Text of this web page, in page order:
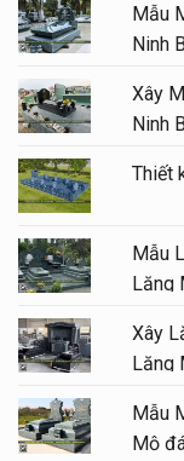
Mẫu
Ninh
Xây
Ninh
Thiết
Mẫu
Lăng
Xây
Lăng
Mẫu
Mộ